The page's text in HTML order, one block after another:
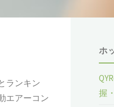
ランキン
エアーコン
ホ
握